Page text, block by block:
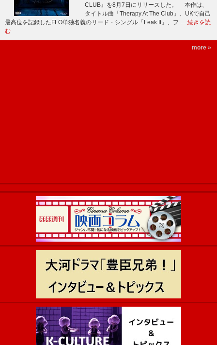
CLUB』を8月7日にリリースした。 本作は、
タイトル曲「Therapy At The Club」、UKで自己
最高位を記録したFLO単独名義のリード・シングル「Leak It」、フ … 続きを読
む
more »